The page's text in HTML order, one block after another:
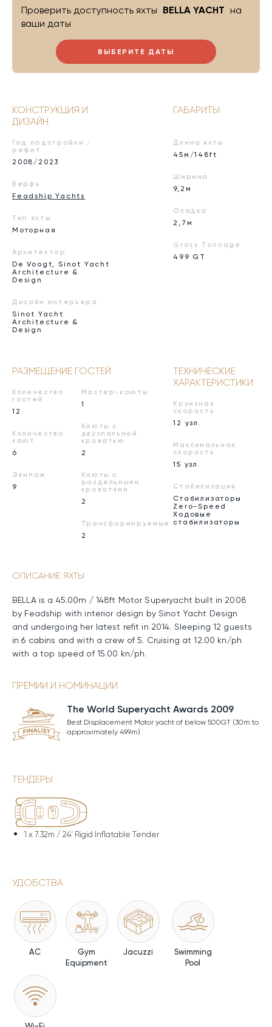
ВЫБЕРИТЕ ДАТЫ
Проверить доступность яхты BELLA YACHT на
ваши даты
КОНСТРУКЦИЯ И
ДИЗАЙН
Год подстройки /
рефит
2008/2023
Верфь
Feadship Yachts
Тип яхты
Моторная
Архитектор
De Voogt, Sinot Yacht
Architecture &
Design
Дизайн интерьера
Sinot Yacht
Architecture &
Design
ГАБАРИТЫ
Длина яхты
45м/148ft
Ширина
9,2м
Осадка
2,7м
Gross Tonnage
499 GT
РАЗМЕЩЕНИЕ ГОСТЕЙ
Количество
гостей
12
Количество
кают
6
Экипаж
9
Мастер-каюты
1
Каюты с
двуспальной
кроватью
2
Каюты с
раздельными
кроватями
2
Трансформируемые
2
ТЕХНИЧЕСКИЕ
ХАРАКТЕРИСТИКИ
Круизная
скорость
12 узл.
Максимальная
скорость
15 узл.
Стабилизация
Стабилизаторы
Zero-Speed
Ходовые
стабилизаторы
ОПИСАНИЕ ЯХТЫ
BELLA is a 45.00m / 148ft Motor Superyacht built in 2008
by Feadship with interior design by Sinot Yacht Design
and undergoing her latest refit in 2014. Sleeping 12 guests
in 6 cabins and with a crew of 5. Cruising at 12.00 kn/ph
with a top speed of 15.00 kn/ph.
ПРЕМИИ И НОМИНАЦИИ
The World Superyacht Awards 2009
Best Displacement Motor yacht of below 500GT (30m to
approximately 49.9m)
ТЕНДЕРЫ
1 x 7.32m / 24' Rigid Inflatable Tender
УДОБСТВА
AC
Gym
Equipment
Jacuzzi
Swimming
Pool